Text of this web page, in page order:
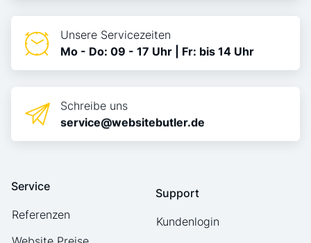
Unsere Servicezeiten
Mo - Do: 09 - 17 Uhr | Fr: bis 14 Uhr
Schreibe uns
service@websitebutler.de
Service
Referenzen
Support
Kundenlogin